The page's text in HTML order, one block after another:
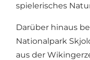
spielerisches
Darüber hinaus
Nationalpark
aus der